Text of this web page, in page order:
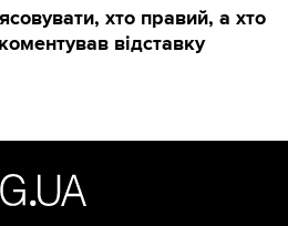
хто правий, а хто
відставку